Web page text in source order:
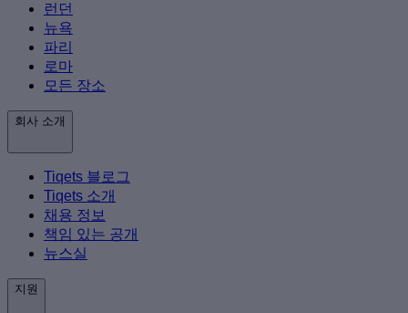
런던
뉴욕
파리
로마
모든 장소
회사 소개
Tiqets 블로그
Tiqets 소개
채용 정보
책임 있는 공개
뉴스실
지원